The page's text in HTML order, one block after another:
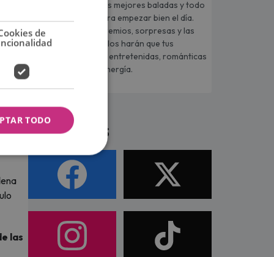
las
con información, las mejores baladas y todo
lo que necesitas para empezar bien el día.
Entre actualidad, premios, sorpresas y las
mejores baladas. Ellos harán que tus
mañanas sean más entretenidas, románticas
y llenas de buena energía.
Síguenos
de
TODO